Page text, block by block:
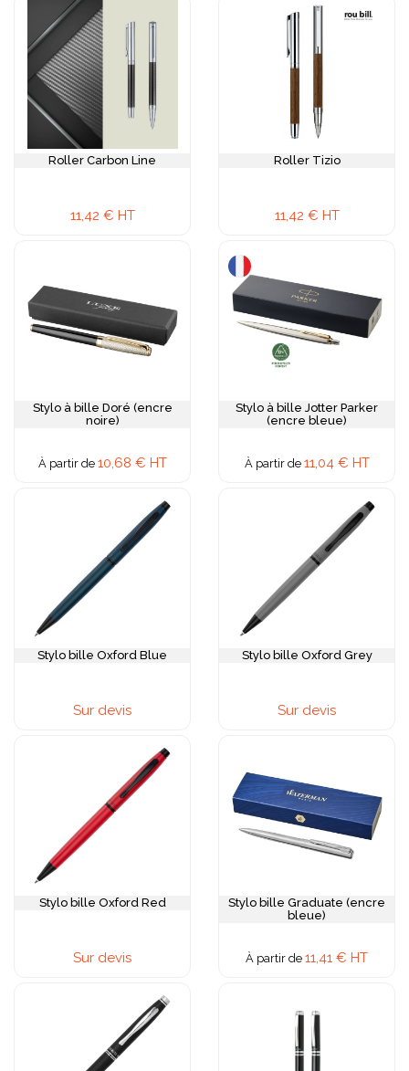
Roller Carbon Line
11,42 € HT
Roller Tizio
11,42 € HT
Stylo à bille Doré (encre
noire)
À partir de 10,68 € HT
Stylo à bille Jotter Parker
(encre bleue)
À partir de 11,04 € HT
Stylo bille Oxford Blue
Sur devis
Stylo bille Oxford Grey
Sur devis
Stylo bille Oxford Red
Sur devis
Stylo bille Graduate (encre
bleue)
À partir de 11,41 € HT